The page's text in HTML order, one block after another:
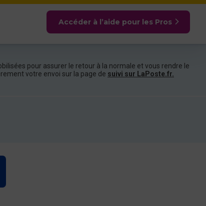
Accéder à l’aide pour les Pros
pour assurer le retour à la normale et vous rendre le
votre envoi sur la page de suivi sur LaPoste.fr.